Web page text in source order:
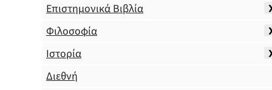
Επιστημονικά Βιβλία
Φιλοσοφία
Ιστορία
Διεθνή